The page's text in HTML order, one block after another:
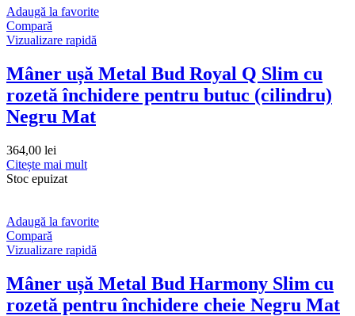
Adaugă la favorite
Compară
Vizualizare rapidă
Mâner ușă Metal Bud Royal Q Slim cu
rozetă închidere pentru butuc (cilindru)
Negru Mat
364,00 lei
Citește mai mult
Stoc epuizat
Adaugă la favorite
Compară
Vizualizare rapidă
Mâner ușă Metal Bud Harmony Slim cu
rozetă pentru închidere cheie Negru Mat